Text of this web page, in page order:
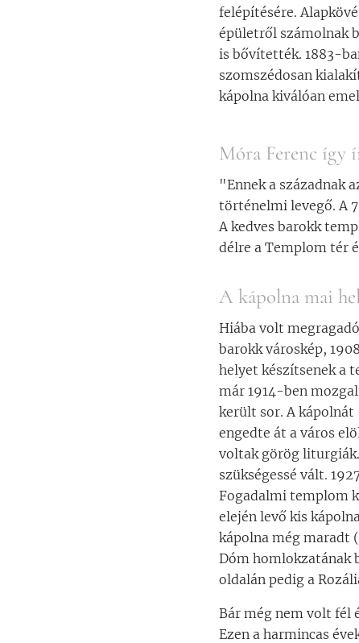
felépítésére.
épületről számolnak
is bővítették. 1883-
szomszédosan
kápolna kiválóan
Móra Ferenc így
"Ennek a századnak
történelmi levegő. A
A kedves barokk
délre a Templom tér
A kápolna mai
Hiába volt
barokk városkép,
helyet készítsenek a
már 1914-ben
került sor. A
engedte át a város
voltak görög
szükségessé vált.
Fogadalmi templom
elején levő kis
kápolna még maradt
Dóm homlokzatának
oldalán pedig a
Bár még nem volt fél
Ezen a harmincas